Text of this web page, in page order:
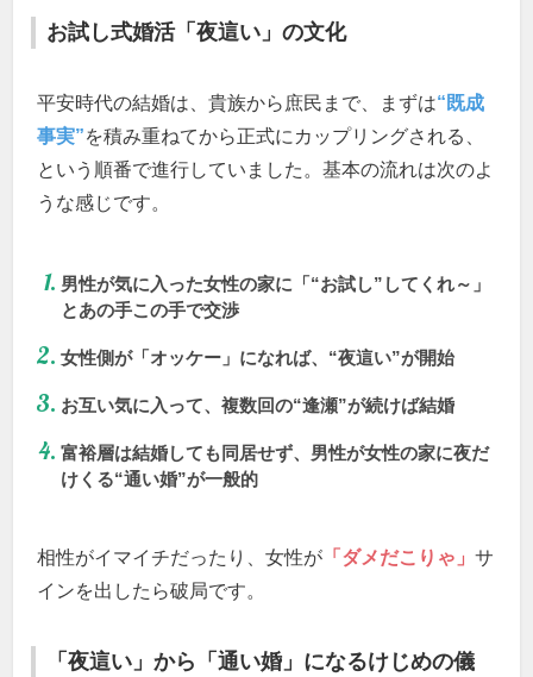
お試し式婚活「夜這い」の文化
平安時代の結婚は、貴族から庶民まで、まずは“既成
事実”を積み重ねてから正式にカップリングされる、
という順番で進行していました。基本の流れは次のよ
うな感じです。
男性が気に入った女性の家に「“お試し”してくれ～」
とあの手この手で交渉
女性側が「オッケー」になれば、“夜這い”が開始
お互い気に入って、複数回の“逢瀬”が続けば結婚
富裕層は結婚しても同居せず、男性が女性の家に夜だ
けくる“通い婚”が一般的
相性がイマイチだったり、女性が 「ダメだこりゃ」サ
インを出したら破局です。
「夜這い」から「通い婚」になるけじめの儀